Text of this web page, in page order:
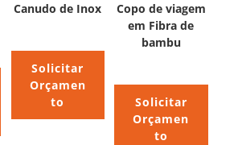
Canudo de Inox
Solicitar
Orçamen
to
Copo de viagem
em Fibra de
bambu
Solicitar
Orçamen
to